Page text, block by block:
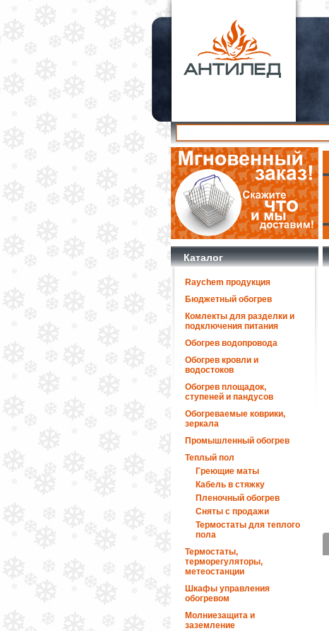
Каталог
Raychem продукция
Бюджетный обогрев
Комлекты для разделки и
подключения питания
Обогрев водопровода
Обогрев кровли и
водостоков
Обогрев площадок,
ступеней и пандусов
Обогреваемые коврики,
зеркала
Промышленный обогрев
Теплый пол
Греющие маты
Кабель в стяжку
Пленочный обогрев
Сняты с продажи
Термостаты для теплого
пола
Термостаты,
терморегуляторы,
метеостанции
Шкафы управления
обогревом
Молниезащита и
заземление